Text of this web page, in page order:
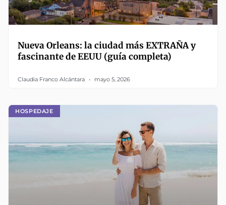
Nueva Orleans: la ciudad más EXTRAÑA y
fascinante de EEUU (guía completa)
Claudia Franco Alcántara mayo 5, 2026
HOSPEDAJE